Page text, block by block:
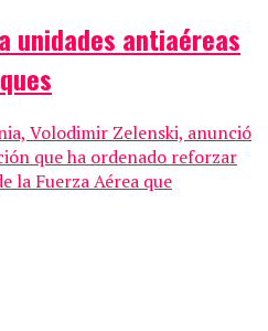
unidades antiaéreas
Volodimir Zelenski, anunció
que ha ordenado reforzar
la Fuerza Aérea que